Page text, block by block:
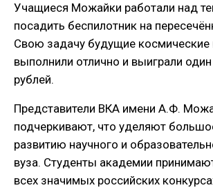
Учащиеся Можайки работали над
посадить беспилотник на
Свою задачу будущие
выполнили отлично и выиграли
рублей.
Представители ВКА имени А.Ф.
подчеркивают, что уделяют
развитию научного и
вуза. Студенты академии
всех значимых российских